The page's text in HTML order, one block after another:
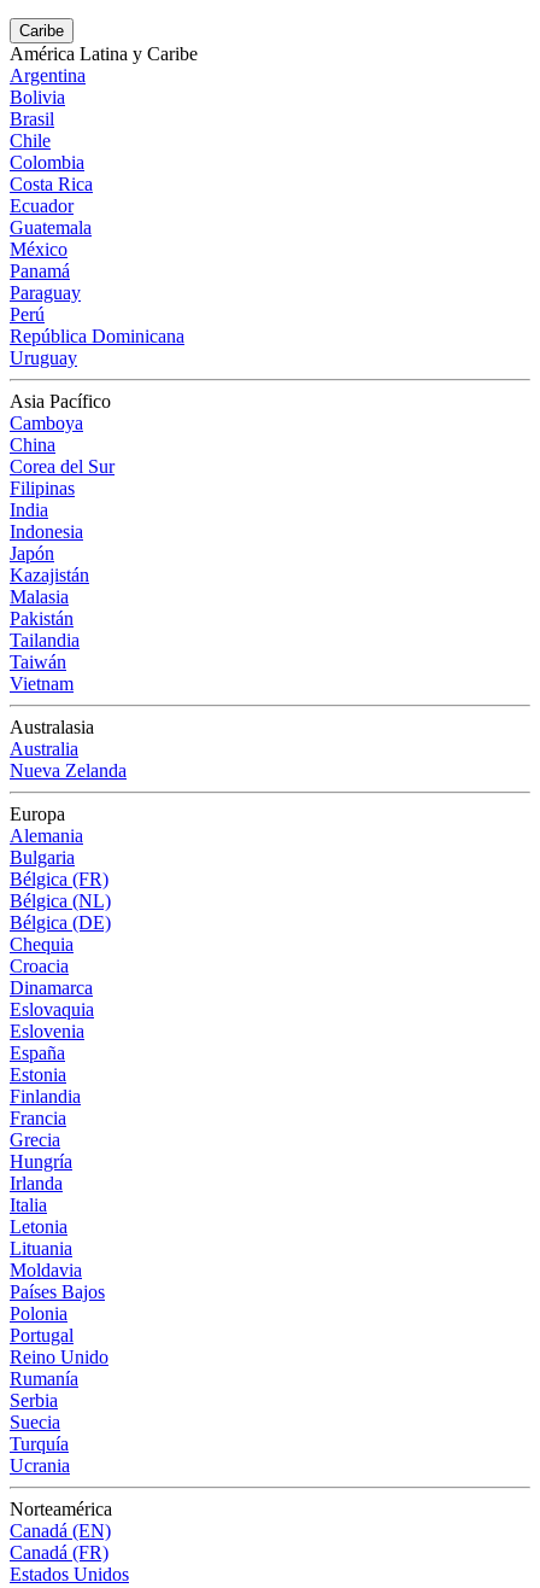
Caribe
América Latina y Caribe
Argentina
Bolivia
Brasil
Chile
Colombia
Costa Rica
Ecuador
Guatemala
México
Panamá
Paraguay
Perú
República Dominicana
Uruguay
Asia Pacífico
Camboya
China
Corea del Sur
Filipinas
India
Indonesia
Japón
Kazajistán
Malasia
Pakistán
Tailandia
Taiwán
Vietnam
Australasia
Australia
Nueva Zelanda
Europa
Alemania
Bulgaria
Bélgica (FR)
Bélgica (NL)
Bélgica (DE)
Chequia
Croacia
Dinamarca
Eslovaquia
Eslovenia
España
Estonia
Finlandia
Francia
Grecia
Hungría
Irlanda
Italia
Letonia
Lituania
Moldavia
Países Bajos
Polonia
Portugal
Reino Unido
Rumanía
Serbia
Suecia
Turquía
Ucrania
Norteamérica
Canadá (EN)
Canadá (FR)
Estados Unidos